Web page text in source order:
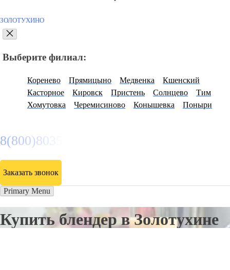
ЗОЛОТУХИНО
Выберите филиал:
Коренево Прямицыно Медвенка
Кшенский
Касторное
Кировск Пристень Солнцево
Тим
Хомутовка
Черемисиново Конышевка Поныри
8(800)8035334
Заказать звонок
Primary Menu
Купить блендер в Золотухине